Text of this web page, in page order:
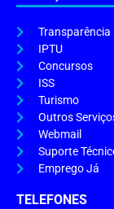
Transparência
IPTU
Concursos
ISS
Turismo
Outros
Webmail
Suporte
Emprego Já
TELEFONES